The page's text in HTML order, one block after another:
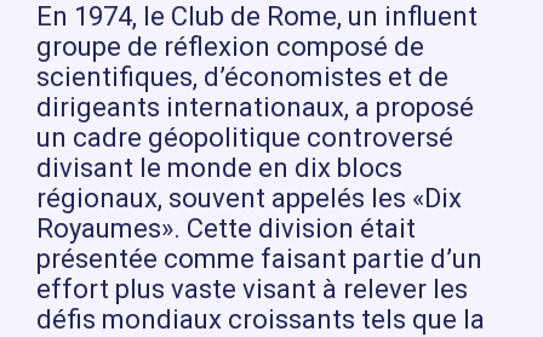
En 1974, le Club de Rome, un influent
groupe de réflexion composé de
scientifiques, d’économistes et de
dirigeants internationaux, a proposé
un cadre géopolitique controversé
divisant le monde en dix blocs
régionaux, souvent appelés les «Dix
Royaumes». Cette division était
présentée comme faisant partie d’un
effort plus vaste visant à relever les
défis mondiaux croissants tels que la